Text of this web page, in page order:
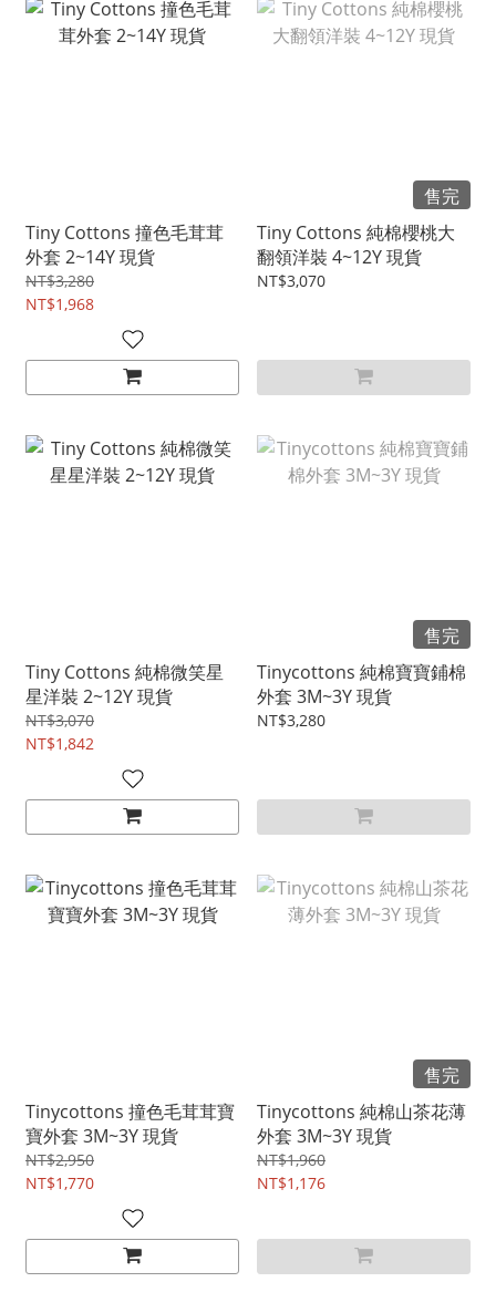
Tiny Cottons 撞色毛茸茸
外套 2~14Y 現貨
NT$3,280
NT$1,968
售完
Tiny Cottons 純棉櫻桃大
翻領洋裝 4~12Y 現貨
NT$3,070
Tiny Cottons 純棉微笑星
星洋裝 2~12Y 現貨
NT$3,070
NT$1,842
售完
Tinycottons 純棉寶寶鋪棉
外套 3M~3Y 現貨
NT$3,280
Tinycottons 撞色毛茸茸寶
寶外套 3M~3Y 現貨
NT$2,950
NT$1,770
售完
Tinycottons 純棉山茶花薄
外套 3M~3Y 現貨
NT$1,960
NT$1,176